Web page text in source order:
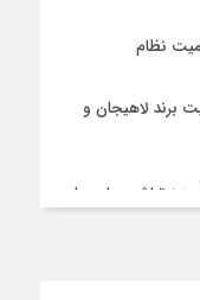
نظام
برند لاهیجان و
برای چای